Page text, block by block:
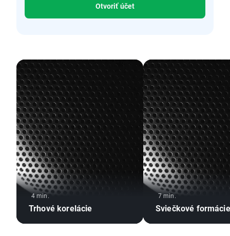
Otvoriť účet
4 min.
Trhové korelácie
7 min.
Sviečkové formácie